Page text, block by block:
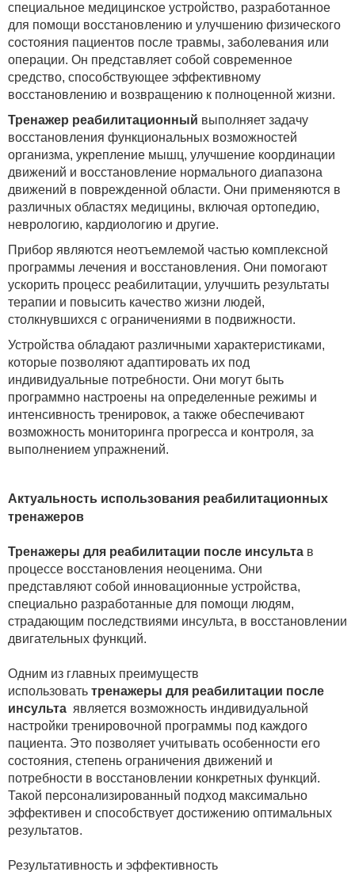
специальное медицинское устройство, разработанное
для помощи восстановлению и улучшению физического
состояния пациентов после травмы, заболевания или
операции. Он представляет собой современное
средство, способствующее эффективному
восстановлению и возвращению к полноценной жизни.
Тренажер реабилитационный выполняет задачу
восстановления функциональных возможностей
организма, укрепление мышц, улучшение координации
движений и восстановление нормального диапазона
движений в поврежденной области. Они применяются в
различных областях медицины, включая ортопедию,
неврологию, кардиологию и другие.
Прибор являются неотъемлемой частью комплексной
программы лечения и восстановления. Они помогают
ускорить процесс реабилитации, улучшить результаты
терапии и повысить качество жизни людей,
столкнувшихся с ограничениями в подвижности.
Устройства обладают различными характеристиками,
которые позволяют адаптировать их под
индивидуальные потребности. Они могут быть
программно настроены на определенные режимы и
интенсивность тренировок, а также обеспечивают
возможность мониторинга прогресса и контроля, за
выполнением упражнений.
Актуальность использования реабилитационных
тренажеров
Тренажеры для реабилитации после инсульта в
процессе восстановления неоценима. Они
представляют собой инновационные устройства,
специально разработанные для помощи людям,
страдающим последствиями инсульта, в восстановлении
двигательных функций.
Одним из главных преимуществ
использовать тренажеры для реабилитации после
инсульта является возможность индивидуальной
настройки тренировочной программы под каждого
пациента. Это позволяет учитывать особенности его
состояния, степень ограничения движений и
потребности в восстановлении конкретных функций.
Такой персонализированный подход максимально
эффективен и способствует достижению оптимальных
результатов.
Результативность и эффективность